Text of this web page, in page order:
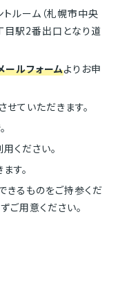
トルーム（札幌市中央
駅2番出口となり道
ールフォームよりお申
ていただきます。
ください。
す。
きるものをご持参くだ
ご用意ください。